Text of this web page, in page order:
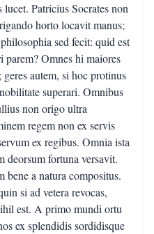
Patricius Socrates non
horto locavit manus;
sed fecit: quid est
parem? Omnes hi maiores
autem, si hoc protinus
superari. Omnibus
non origo ultra
regem non ex servis
ex regibus. Omnia ista
deorsum fortuna versavit.
bene a natura compositus.
si ad vetera revocas,
est. A primo mundi ortu
ex splendidis sordidisque